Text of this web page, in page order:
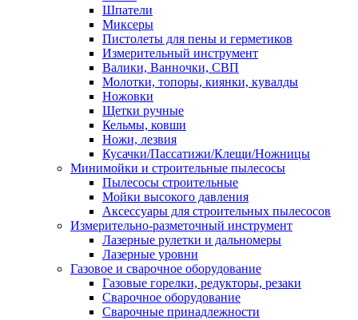
Шпатели
Миксеры
Пистолеты для пены и герметиков
Измерительный инструмент
Валики, Ванночки, СВП
Молотки, топоры, киянки, кувалды
Ножовки
Щетки ручные
Кельмы, ковши
Ножи, лезвия
Кусачки/Пассатижи/Клещи/Ножницы
Минимойки и строительные пылесосы
Пылесосы строительные
Мойки высокого давления
Аксессуары для строительных пылесосов
Измерительно-разметочный инструмент
Лазерные рулетки и дальномеры
Лазерные уровни
Газовое и сварочное оборудование
Газовые горелки, редукторы, резаки
Сварочное оборудование
Сварочные принадлежности